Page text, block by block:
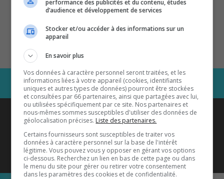
Coyote New Countryest diffusé
également sur1033 HD2
Écoutez-nous aussi sur…
performance des publicités et du contenu, études
d’audience et développement de services
Stocker et/ou accéder à des informations sur un
appareil
En savoir plus
Vos données à caractère personnel seront traitées, et les
informations liées à votre appareil (cookies, identifiants
uniques et autres types de données) pourront être stockées
et consultées par 66 partenaires, ainsi que partagées avec lui,
ou utilisées spécifiquement par ce site. Nos partenaires et
nous-mêmes sommes susceptibles d'utiliser des données de
géolocalisation précises. Liste des partenaires.
Certains fournisseurs sont susceptibles de traiter vos
données à caractère personnel sur la base de l'intérêt
légitime. Vous pouvez vous y opposer en gérant vos options
ci-dessous. Recherchez un lien en bas de cette page ou dans
le menu du site pour gérer ou retirer votre consentement
dans les paramètres des cookies et de confidentialité.